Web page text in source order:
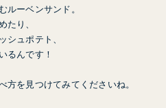
ルーベンサンド。
たり、
シュポテト、
るんです！
方を見つけてみてくださいね。